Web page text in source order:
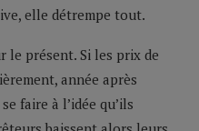
elle détrempe tout.
le présent. Si les prix de
année après
faire à l’idée qu’ils